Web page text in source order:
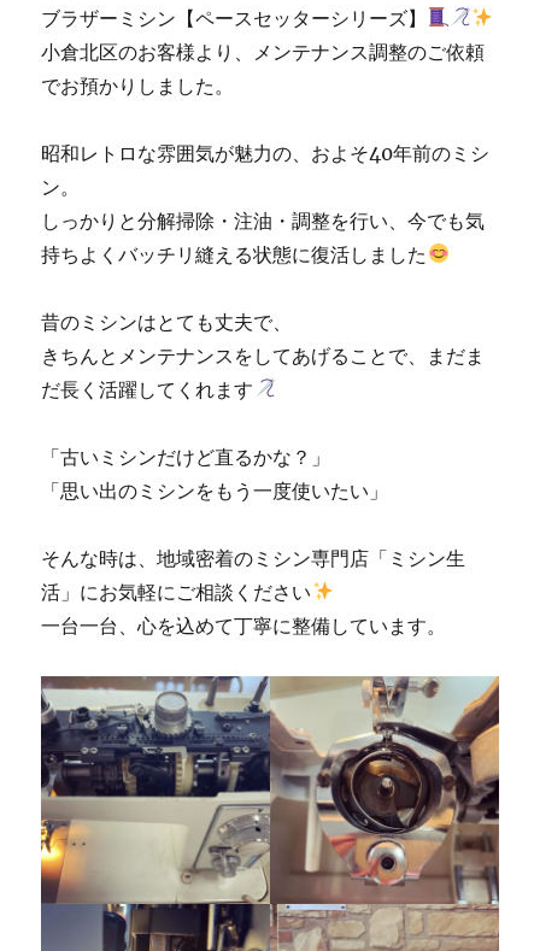
ブラザーミシン【ペースセッターシリーズ】
小倉北区のお客様より、メンテナンス調整のご依頼
でお預かりしました。
昭和レトロな雰囲気が魅力の、およそ40年前のミシ
ン。
しっかりと分解掃除・注油・調整を行い、今でも気
持ちよくバッチリ縫える状態に復活しました
昔のミシンはとても丈夫で、
きちんとメンテナンスをしてあげることで、まだま
だ長く活躍してくれます
「古いミシンだけど直るかな？」
「思い出のミシンをもう一度使いたい」
そんな時は、地域密着のミシン専門店「ミシン生
活」にお気軽にご相談ください
一台一台、心を込めて丁寧に整備しています。